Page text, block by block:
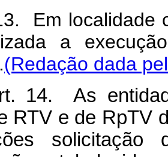
localidade
a
(Redação dada
entidades
RTV e de RpTV